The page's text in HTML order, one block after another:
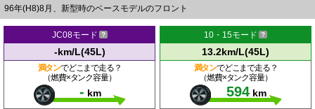
96年(H8)8月、新型時のベースモデルのフロント
JC08モード
-km/L(45L)
満タンでどこまで走る？
（燃費×タンク容量）
- km
10・15モード
13.2km/L(45L)
満タンでどこまで走る？
（燃費×タンク容量）
594 km